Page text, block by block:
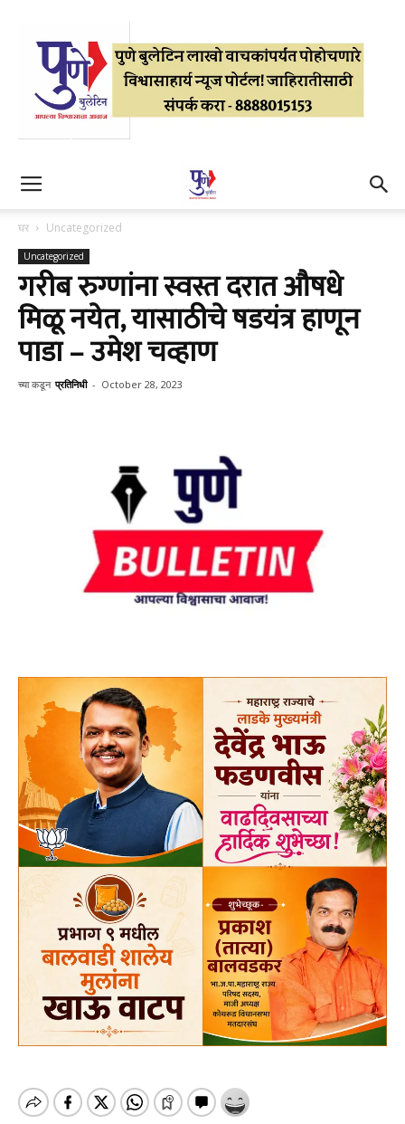
घर Uncategorized
Uncategorized
गरीब रुग्णांना स्वस्त दरात औषधे
मिळू नयेत, यासाठीचे षडयंत्र हाणून
पाडा – उमेश चव्हाण
च्या कडून प्रतिनिधी - October 28, 2023